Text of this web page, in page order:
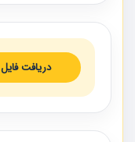
دریافت فایل